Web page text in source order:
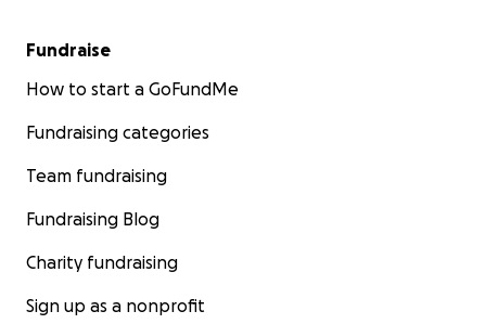
Fundraise
How to start a GoFundMe
Fundraising categories
Team fundraising
Fundraising Blog
Charity fundraising
Sign up as a nonprofit